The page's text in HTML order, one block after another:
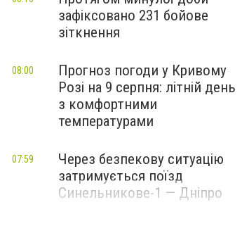
зафіксовано 231 бойове
зіткнення
Прогноз погоди у Кривому
Розі на 9 серпня: літній день
з комфортними
температурами
08:00
Через безпекову ситуацію
затримується поїзд
Синельникове-1 — Дніпро
07:59